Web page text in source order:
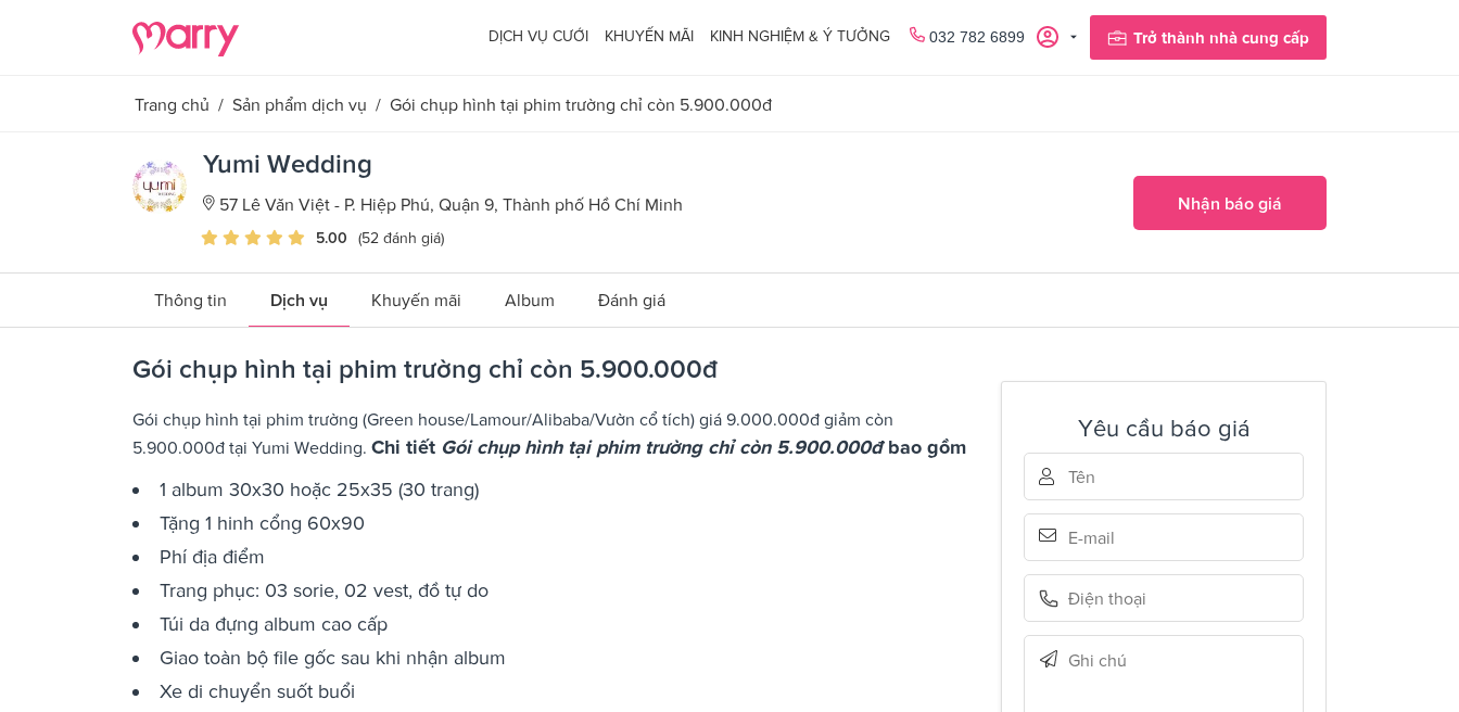
Trở thành nhà cung cấp
032 782 6899
DỊCH VỤ CƯỚI KHUYẾN MÃI KINH NGHIỆM & Ý TƯỞNG
Trang chủ / Sản phẩm dịch vụ / Gói chụp hình tại phim trường chỉ còn 5.900.000đ
Yumi Wedding
57 Lê Văn Việt - P. Hiệp Phú, Quận 9, Thành phố Hồ Chí Minh
5.00 (52 đánh giá)
Nhận báo giá
Thông tin Dịch vụ Khuyến mãi Album Đánh giá
Gói chụp hình tại phim trường chỉ còn 5.900.000đ
Gói chụp hình tại phim trường (Green house/Lamour/Alibaba/Vườn cổ tích) giá 9.000.000đ giảm còn
5.900.000đ tại Yumi Wedding. Chi tiết Gói chụp hình tại phim trường chỉ còn 5.900.000đbao gồm
1 album 30x30 hoặc 25x35 (30 trang)
Tặng 1 hinh cổng 60x90
Phí địa điểm
Trang phục: 03 sorie, 02 vest, đồ tự do
Túi da đựng album cao cấp
Giao toàn bộ file gốc sau khi nhận album
Xe di chuyển suốt buổi
Yêu cầu báo giá